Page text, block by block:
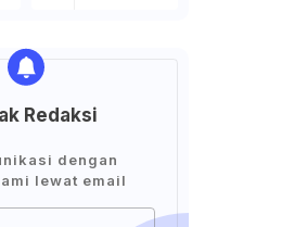
Redaksi
dengan
lewat email